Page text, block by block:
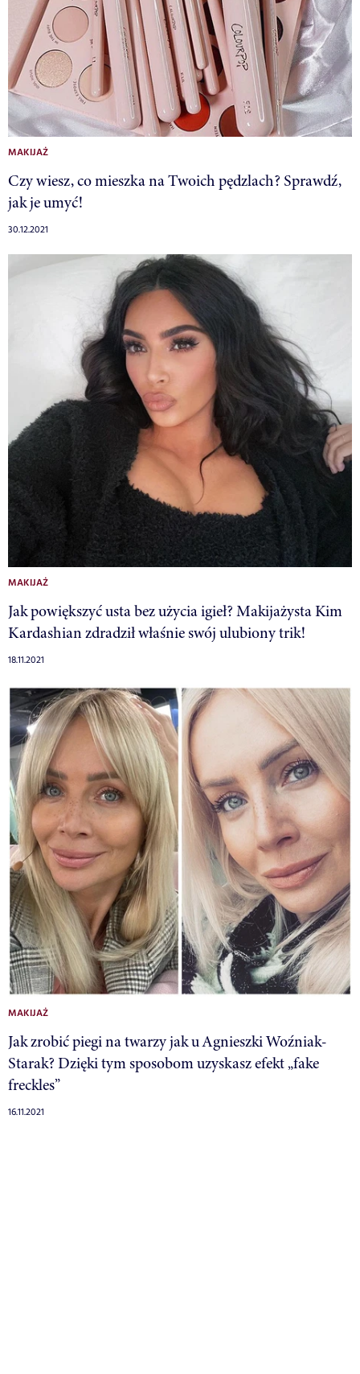
MAKIJAŻ
Czy wiesz, co mieszka na Twoich pędzlach? Sprawdź,
jak je umyć!
30.12.2021
MAKIJAŻ
Jak powiększyć usta bez użycia igieł? Makijażysta Kim
Kardashian zdradził właśnie swój ulubiony trik!
18.11.2021
MAKIJAŻ
Jak zrobić piegi na twarzy jak u Agnieszki Woźniak-
Starak? Dzięki tym sposobom uzyskasz efekt „fake
freckles”
16.11.2021